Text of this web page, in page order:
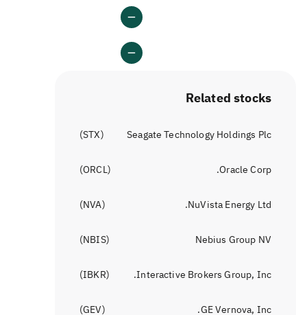
Related stocks
Seagate Technology Holdings Plc
(
STX
)
Oracle Corp.
(
ORCL
)
NuVista Energy Ltd.
(
NVA
)
Nebius Group NV
(
NBIS
)
Interactive Brokers Group, Inc.
(
IBKR
)
GE Vernova, Inc.
(
GEV
)